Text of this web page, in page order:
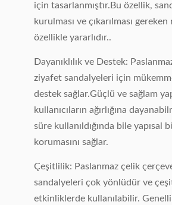
için tasarlanmıştır.Bu özellik,
kurulması ve çıkarılması
özellikle yararlıdır..
Dayanıklılık ve Destek:
ziyafet sandalyeleri için
destek sağlar.Güçlü ve sağlam
kullanıcıların ağırlığına
süre kullanıldığında bile yapısal
korumasını sağlar.
Çeşitlilik: Paslanmaz çelik
sandalyeleri çok yönlüdür ve
etkinliklerde kullanılabilir.